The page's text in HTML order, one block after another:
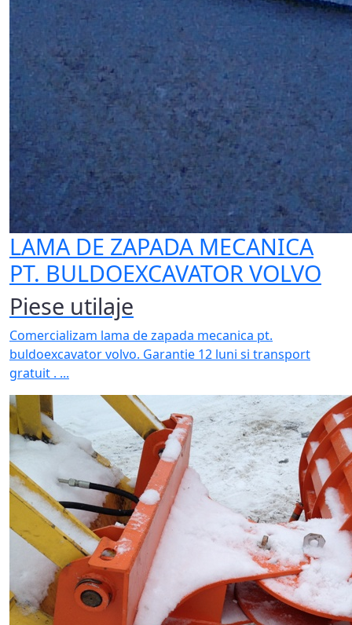
LAMA DE ZAPADA MECANICA
PT. BULDOEXCAVATOR VOLVO
Piese utilaje
Comercializam lama de zapada mecanica pt.
buldoexcavator volvo. Garantie 12 luni si transport
gratuit . ...